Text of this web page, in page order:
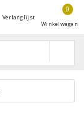
Verlanglijst
0
Winkelwagen